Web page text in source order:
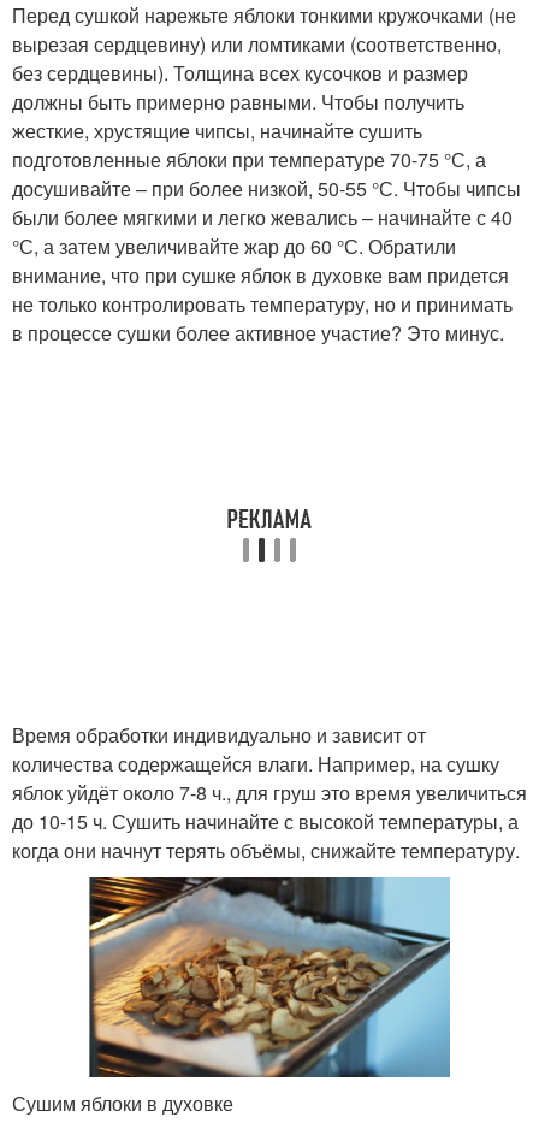
Перед сушкой нарежьте яблоки тонкими кружочками (не
вырезая сердцевину) или ломтиками (соответственно,
без сердцевины). Толщина всех кусочков и размер
должны быть примерно равными. Чтобы получить
жесткие, хрустящие чипсы, начинайте сушить
подготовленные яблоки при температуре 70-75 °С, а
досушивайте – при более низкой, 50-55 °С. Чтобы чипсы
были более мягкими и легко жевались – начинайте с 40
°С, а затем увеличивайте жар до 60 °С. Обратили
внимание, что при сушке яблок в духовке вам придется
не только контролировать температуру, но и принимать
в процессе сушки более активное участие? Это минус.
Время обработки индивидуально и зависит от
количества содержащейся влаги. Например, на сушку
яблок уйдёт около 7-8 ч., для груш это время увеличиться
до 10-15 ч. Сушить начинайте с высокой температуры, а
когда они начнут терять объёмы, снижайте температуру.
Сушим яблоки в духовке